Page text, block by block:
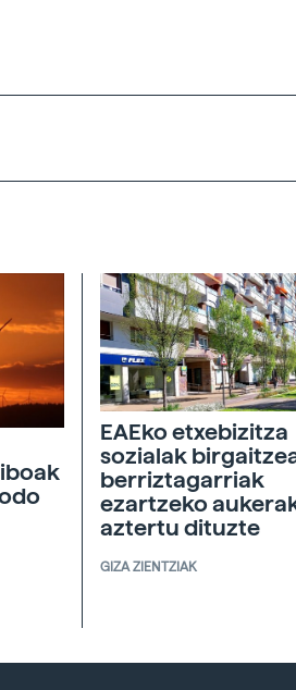
EAEko etxebizitza
sozialak
berriztagarriak
ezartzeko
aztertu dituzte
GIZA ZIENTZIAK